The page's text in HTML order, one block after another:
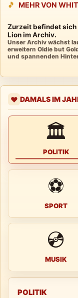
🎵 MEHR VON
Zurzeit befindet sich
Lion im Archiv.
Unser Archiv wächst
erweitern Oldie but
und spannenden
❤️ DAMALS IM
🏛
POLITIK
⚽
SPORT
💿
MUSIK
POLITIK